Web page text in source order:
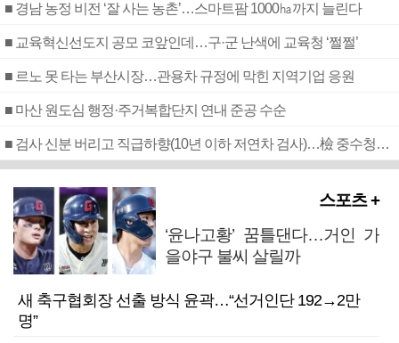
■ 경남 농정 비전 ‘잘 사는 농촌’…스마트팜 1000㏊까지 늘린다
■ 교육혁신선도지 공모 코앞인데…구·군 난색에 교육청 ‘쩔쩔’
■ 르노 못 타는 부산시장…관용차 규정에 막힌 지역기업 응원
■ 마산 원도심 행정·주거복합단지 연내 준공 수순
■ 검사 신분 버리고 직급하향(10년 이하 저연차 검사)…檢 중수청행 기피
스포츠 +
‘윤나고황’ 꿈틀댄다…거인 가
을야구 불씨 살릴까
새 축구협회장 선출 방식 윤곽…“선거인단 192→2만
명”